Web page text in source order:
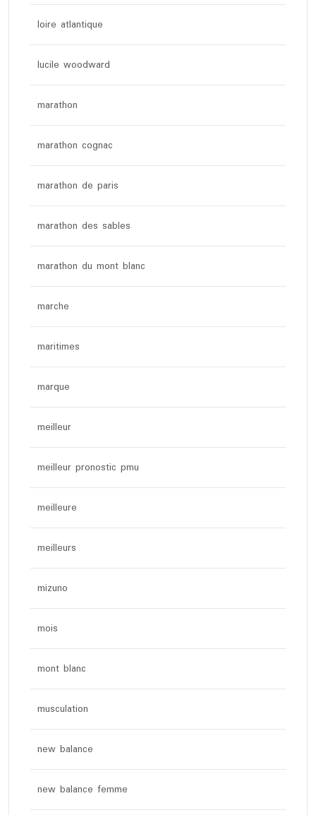
loire atlantique
lucile woodward
marathon
marathon cognac
marathon de paris
marathon des sables
marathon du mont blanc
marche
maritimes
marque
meilleur
meilleur pronostic pmu
meilleure
meilleurs
mizuno
mois
mont blanc
musculation
new balance
new balance femme